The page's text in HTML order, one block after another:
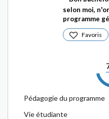
selon moi,
programme
Favoris
Pédagogie du programme
Vie étudiante